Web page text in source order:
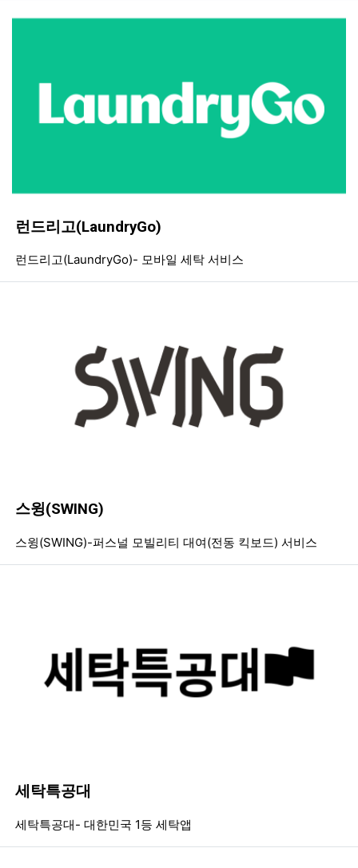
런드리고(LaundryGo)
등록일
조회
런드리고(LaundryGo)- 모바일 세탁 서비스
스윙(SWING)
등록일
조회
스윙(SWING)-퍼스널 모빌리티 대여(전동 킥보드) 서비스
세탁특공대
등록일
조회
세탁특공대- 대한민국 1등 세탁앱